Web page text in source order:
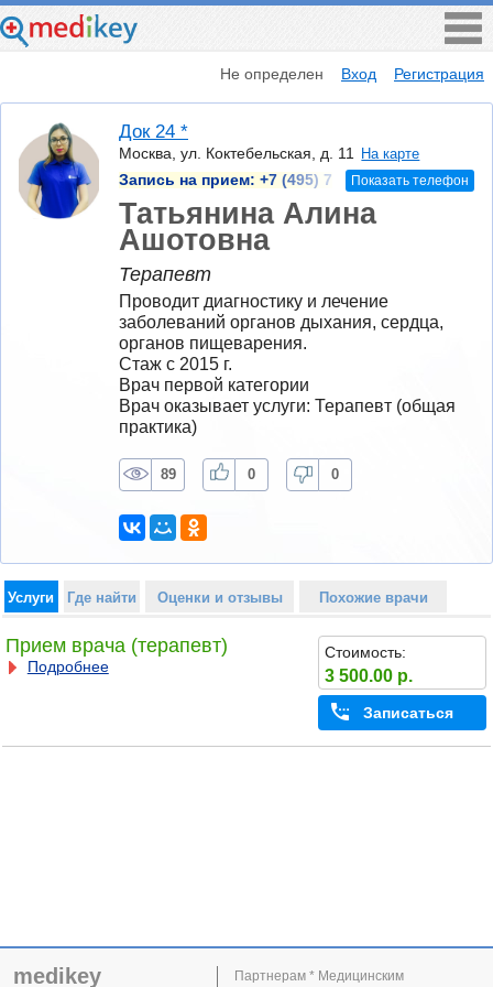
Не определен Вход Регистрация
Док 24 *
Москва, ул. Коктебельская, д. 11
На карте
Запись на прием: +7 (495) 7 Показать телефон
Татьянина Алина
Ашотовна
Терапевт
Проводит диагностику и лечение
заболеваний органов дыхания, сердца,
органов пищеварения.
Стаж с 2015 г.
Врач первой категории
Врач оказывает услуги: Терапевт (общая
практика)
89 0 0
Услуги Где найти Оценки и отзывы Похожие врачи
Прием врача (терапевт)
Подробнее
Стоимость:
3 500.00 р.
Записаться
medikey
Партнерам * Медицинским